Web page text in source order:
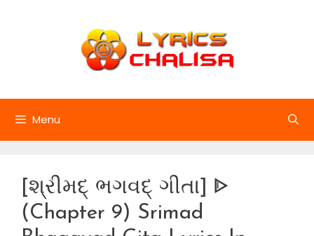
Menu
[શ્રીમદ્ ભગવદ્ ગીતા] ᐈ
(Chapter 9) Srimad